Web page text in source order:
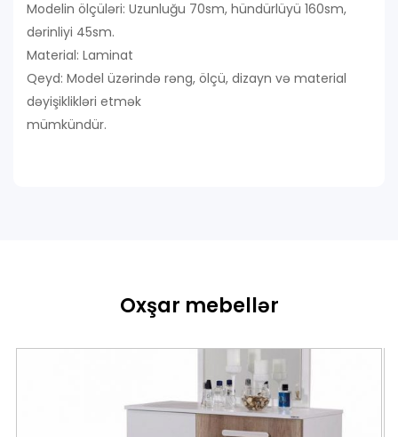
Modelin ölçüləri: Uzunluğu 70sm, hündürlüyü 160sm,
dərinliyi 45sm.
Material: Laminat
Qeyd: Model üzərində rəng, ölçü, dizayn və material
dəyişiklikləri etmək
mümkündür.
Oxşar mebellər